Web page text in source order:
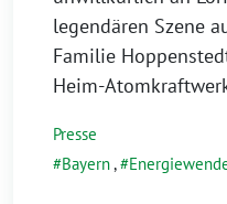
legendären Szene
Familie
Heim-
Presse
Bayern,